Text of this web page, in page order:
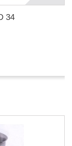
34